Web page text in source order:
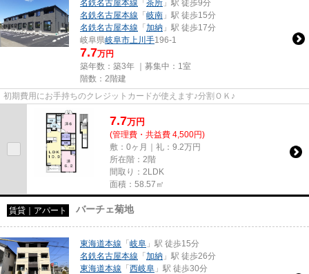
名鉄名古屋本線 「 茶所 」駅 徒歩9分
名鉄名古屋本線 「 岐南 」駅 徒歩15分
名鉄名古屋本線 「 加納 」駅 徒歩17分
岐阜県岐阜市上川手196-1
7.7万円
築年数：築3年 ｜募集中： 1室
階数：2階建
初期費用にお手持ちのクレジットカードが使えます♪分割ＯＫ♪
7.7万円
(管理費・共益費 4,500円)
敷：0ヶ月｜礼：9.2万円
所在階：2階
間取り：2LDK
面積：58.57㎡
賃貸｜アパート バーチェ菊地
東海道本線 「 岐阜 」駅 徒歩15分
名鉄名古屋本線 「 加納 」駅 徒歩26分
東海道本線 「 西岐阜 」駅 徒歩30分